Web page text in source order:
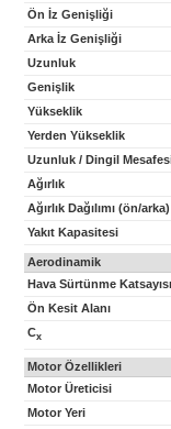
Ön İz Genişliği
Arka İz Genişliği
Uzunluk
Genişlik
Yükseklik
Yerden Yükseklik
Uzunluk / Dingil
Ağırlık
Ağırlık Dağılımı (ön/arka)
Yakıt Kapasitesi
Aerodinamik
Hava Sürtünme Katsayısı
Ön Kesit Alanı
Cx
Motor Özellikleri
Motor Üreticisi
Motor Yeri